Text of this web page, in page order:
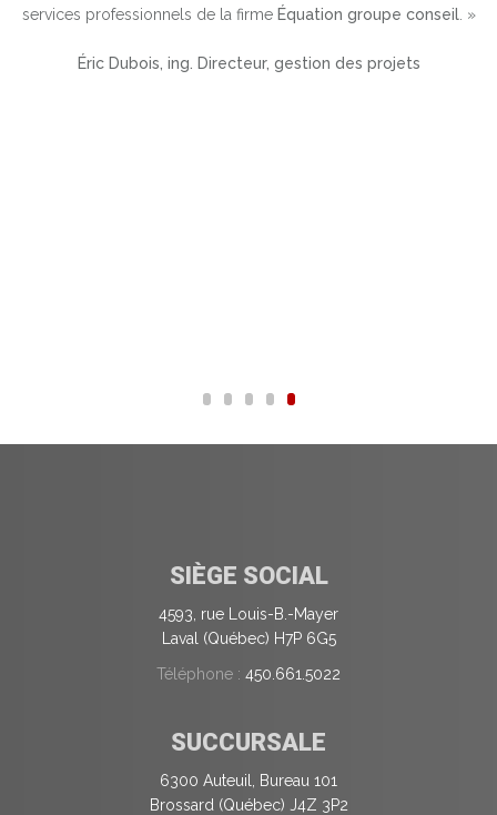
services professionnels de la firme Équation groupe conseil. »
Éric Dubois, ing. Directeur, gestion des projets
SIÈGE SOCIAL
4593, rue Louis-B.-Mayer
Laval (Québec) H7P 6G5
Téléphone : 450.661.5022
SUCCURSALE
6300 Auteuil, Bureau 101
Brossard (Québec) J4Z 3P2